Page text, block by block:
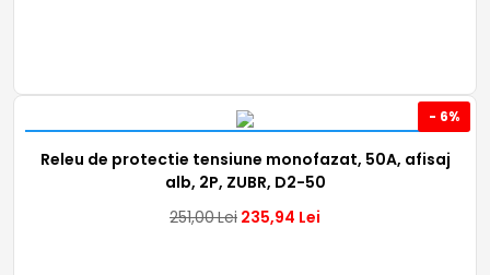
- 6%
Releu de protectie tensiune monofazat, 50A, afisaj
alb, 2P, ZUBR, D2-50
251,00Lei 235,94 Lei